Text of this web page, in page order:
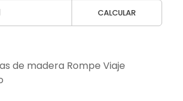
CALCULAR
de madera Rompe Viaje